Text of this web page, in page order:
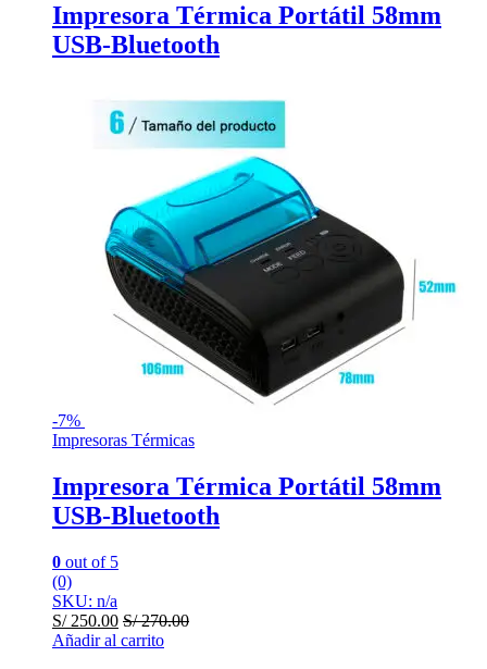
Impresora Térmica Portátil 58mm
USB-Bluetooth
-7%
Impresoras Térmicas
Impresora Térmica Portátil 58mm
USB-Bluetooth
0 out of 5
(0)
SKU: n/a
S/250.00 S/270.00
Añadir al carrito